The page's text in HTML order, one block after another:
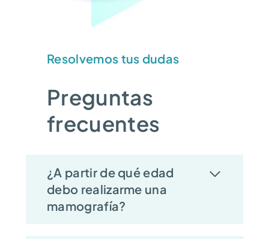
Resolvemos tus dudas
Preguntas
frecuentes
¿A partir de qué edad
debo realizarme una
mamografía?